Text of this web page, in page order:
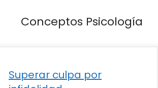
Conceptos Psicología
Superar culpa por